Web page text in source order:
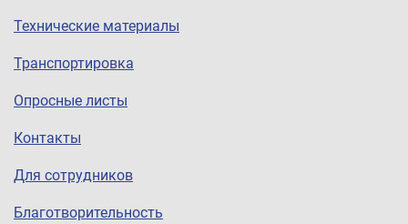
Технические материалы
Транспортировка
Опросные листы
Контакты
Для сотрудников
Благотворительность